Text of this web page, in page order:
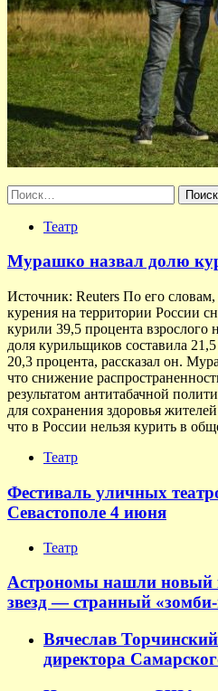
Найти:
Театр
Мурашко назвал долю
Источник: Reuters По его словам,
курения на территории России
курили 39,5 процента взрослого
доля курильщиков составила
20,3 процента, рассказал он.
что снижение
результатом антитабачной
для сохранения здоровья
что в России нельзя курить в
Театр
Фестиваль уличных
Севастополе 4 июня
Театр
Астрономы нашли новый
звезд — странный
Вячеслав
директора